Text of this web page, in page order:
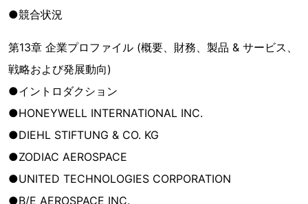
●競合状況
第13章 企業プロファイル (概要、財務、製品 & サービス、
戦略および発展動向)
●イントロダクション
●HONEYWELL INTERNATIONAL INC.
●DIEHL STIFTUNG & CO. KG
●ZODIAC AEROSPACE
●UNITED TECHNOLOGIES CORPORATION
●B/E AEROSPACE INC.